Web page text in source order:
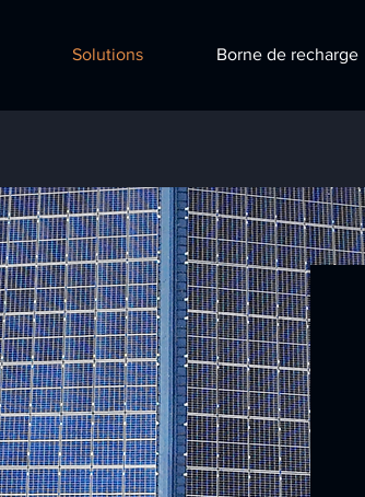
Solutions Borne de recharge